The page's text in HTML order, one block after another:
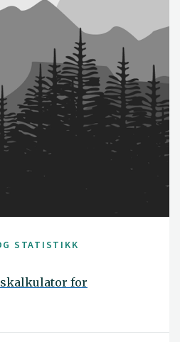
STATISTIKK
for